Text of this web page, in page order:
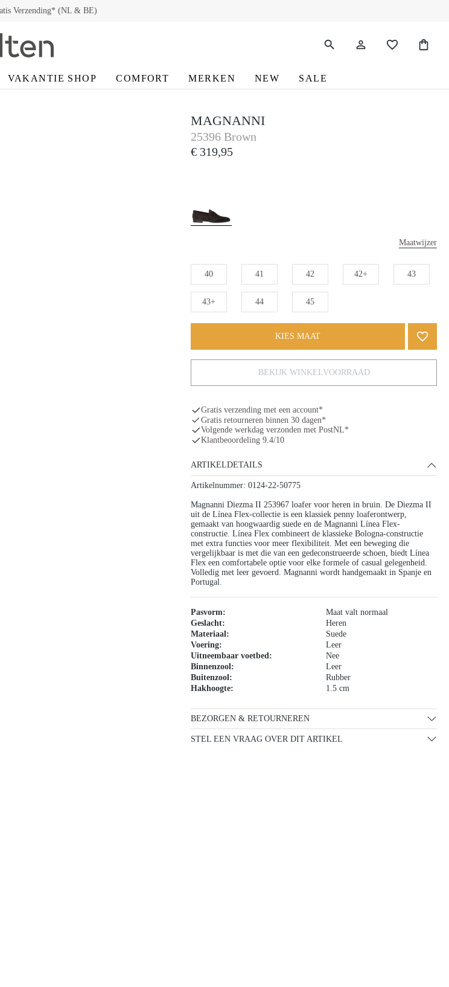
Verzending* (NL & BE)
VAKANTIE SHOP COMFORT MERKEN NEW SALE
MAGNANNI
Magnanni
25396 Brown
€ 319,95
Maatwijzer
40 41 42 42+ 43
43+ 44 45
KIES MAAT
BEKIJK WINKELVOORRAAD
Gratis verzending met een account*
Gratis retourneren binnen 30 dagen*
Volgende werkdag verzonden met PostNL*
Klantbeoordeling 9.4/10
ARTIKELDETAILS
Artikelnummer: 0124-22-50775
Magnanni Diezma II 253967 loafer voor heren in bruin. De Diezma II
uit de Línea Flex-collectie is een klassiek penny loaferontwerp,
gemaakt van hoogwaardig suede en de Magnanni Línea Flex-
constructie. Línea Flex combineert de klassieke Bologna-constructie
met extra functies voor meer flexibiliteit. Met een beweging die
vergelijkbaar is met die van een gedeconstrueerde schoen, biedt Línea
Flex een comfortabele optie voor elke formele of casual gelegenheid.
Volledig met leer gevoerd. Magnanni wordt handgemaakt in Spanje en
Portugal.
Pasvorm:
Maat valt normaal
Geslacht:
Heren
Materiaal:
Suede
Voering:
Leer
Uitneembaar voetbed:
Nee
Binnenzool:
Leer
Buitenzool:
Rubber
Hakhoogte:
1.5 cm
BEZORGEN & RETOURNEREN
STEL EEN VRAAG OVER DIT ARTIKEL